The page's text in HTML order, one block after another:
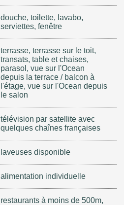
douche, toilette, lavabo,
serviettes, fenêtre
terrasse, terrasse sur le toit,
transats, table et chaises,
parasol, vue sur l'Ocean
depuis la terrace / balcon à
l'étage, vue sur l'Ocean depuis
le salon
télévision par satellite avec
quelques chaînes françaises
laveuses disponible
alimentation individuelle
restaurants à moins de 500m,